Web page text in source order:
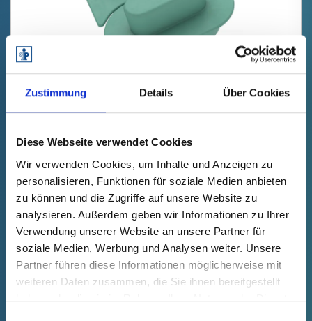
Zustimmung Details Über Cookies
Diese Webseite verwendet Cookies
Wir verwenden Cookies, um Inhalte und Anzeigen zu
personalisieren, Funktionen für soziale Medien anbieten
zu können und die Zugriffe auf unsere Website zu
analysieren. Außerdem geben wir Informationen zu Ihrer
Verwendung unserer Website an unsere Partner für
soziale Medien, Werbung und Analysen weiter. Unsere
Partner führen diese Informationen möglicherweise mit
weiteren Daten zusammen, die Sie ihnen bereitgestellt
haben oder die sie im Rahmen Ihrer Nutzung der Dienste
GPN 387 HV NACS AC/DC PCR-
PP, azul turquesa
Datos técnicos
mostrar
Nº de pedido
38700030000
Precio del producto
gratis
Selección
Muestra Comprar
Cantidad (piezas)